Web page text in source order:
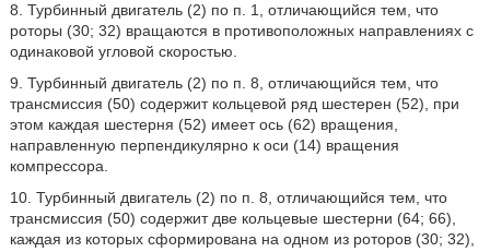
8. Турбинный двигатель (2) по п. 1, отличающийся тем, что
роторы (30; 32) вращаются в противоположных направлениях с
одинаковой угловой скоростью.
9. Турбинный двигатель (2) по п. 8, отличающийся тем, что
трансмиссия (50) содержит кольцевой ряд шестерен (52), при
этом каждая шестерня (52) имеет ось (62) вращения,
направленную перпендикулярно к оси (14) вращения
компрессора.
10. Турбинный двигатель (2) по п. 8, отличающийся тем, что
трансмиссия (50) содержит две кольцевые шестерни (64; 66),
каждая из которых сформирована на одном из роторов (30; 32),